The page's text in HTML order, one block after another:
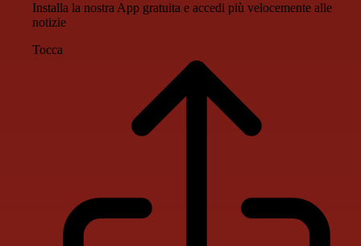
Installa la nostra App gratuita e accedi più velocemente alle
notizie
Tocca